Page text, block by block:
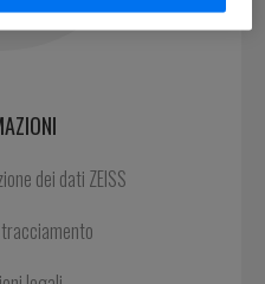
dei dati ZEISS